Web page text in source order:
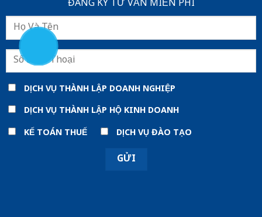
DỊCH VỤ THÀNH LẬP DOANH NGHIỆP
DỊCH VỤ THÀNH LẬP HỘ KINH DOANH
KẾ TOÁN THUẾ
DỊCH VỤ ĐÀO TẠO